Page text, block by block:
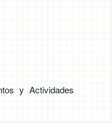
y Actividades